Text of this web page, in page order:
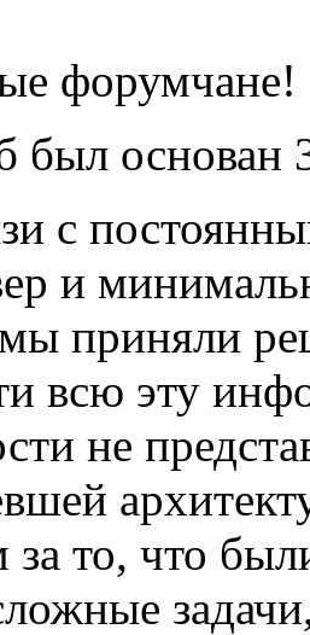
форумчане!
был основан
с
и
приняли
всю эту
не
то, что